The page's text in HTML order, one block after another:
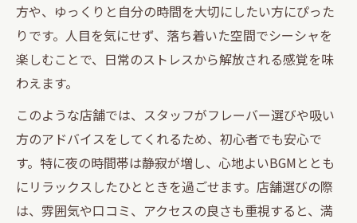
方や、ゆっくりと自分の時間を大切にしたい方にぴった
りです。人目を気にせず、落ち着いた空間でシーシャを
楽しむことで、日常のストレスから解放される感覚を味
わえます。
このような店舗では、スタッフがフレーバー選びや吸い
方のアドバイスをしてくれるため、初心者でも安心で
す。特に夜の時間帯は静寂が増し、心地よいBGMととも
にリラックスしたひとときを過ごせます。店舗選びの際
は、雰囲気や口コミ、アクセスの良さも重視すると、満